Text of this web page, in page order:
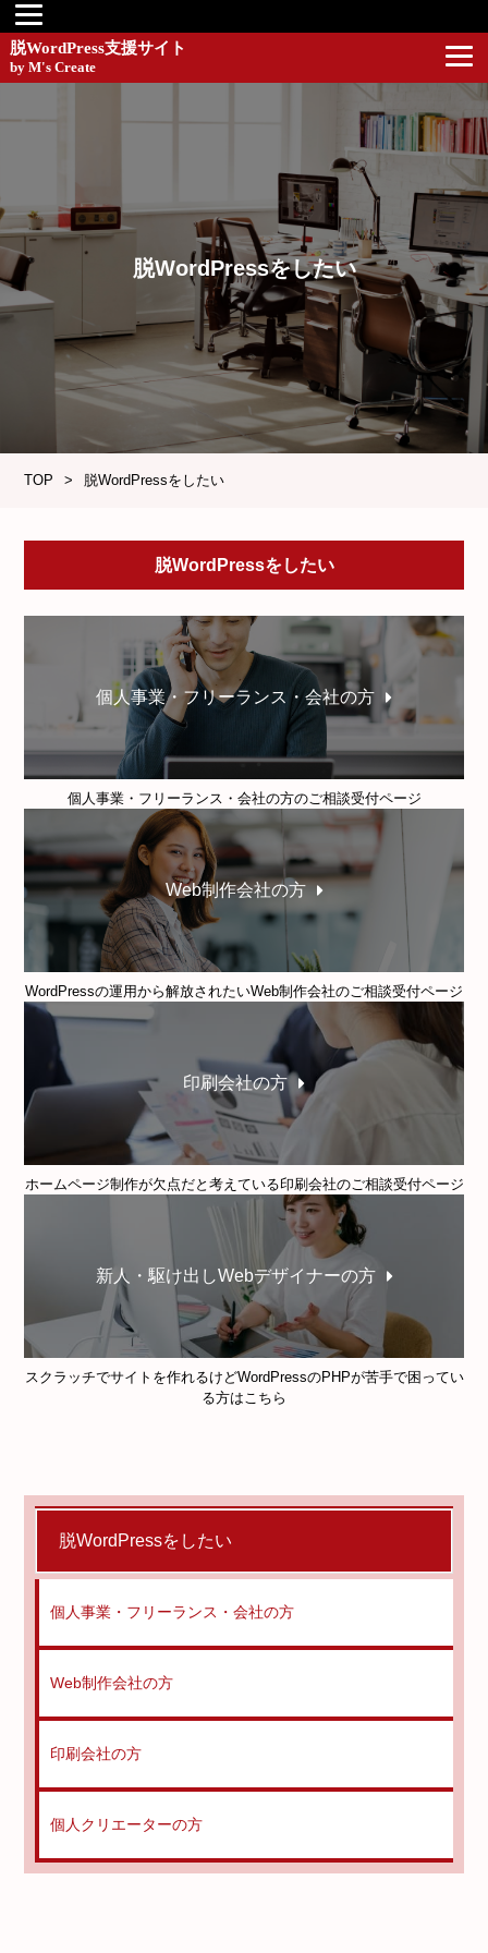
脱WordPress支援サイト
by M's Create
脱WordPressをしたい
TOP 脱WordPressをしたい
脱WordPressをしたい
個人事業・フリーランス・会社の方
個人事業・フリーランス・会社の方のご相談受付ページ
Web制作会社の方
WordPressの運用から解放されたいWeb制作会社のご相談受付ページ
印刷会社の方
ホームページ制作が欠点だと考えている印刷会社のご相談受付ページ
新人・駆け出しWebデザイナーの方
スクラッチでサイトを作れるけどWordPressのPHPが苦手で困ってい
る方はこちら
脱WordPressをしたい
個人事業・フリーランス・会社の方
Web制作会社の方
印刷会社の方
個人クリエーターの方